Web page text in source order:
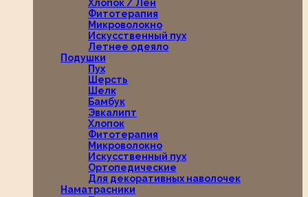
Хлопок / Лен
Фитотерапия
Микроволокно
Искусственный пух
Летнее одеяло
Подушки
Пух
Шерсть
Шелк
Бамбук
Эвкалипт
Хлопок
Фитотерапия
Микроволокно
Искусственный пух
Ортопедические
Для декоративных наволочек
Наматрасники